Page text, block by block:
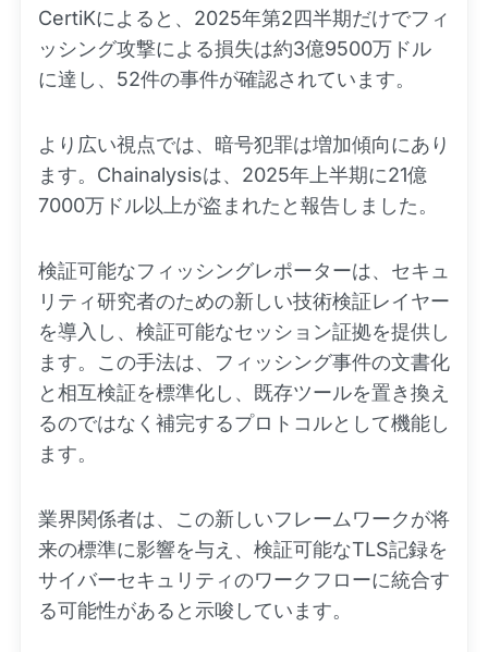
CertiKによると、2025年第2四半期だけでフィ
ッシング攻撃による損失は約3億9500万ドル
に達し、52件の事件が確認されています。
より広い視点では、暗号犯罪は増加傾向にあり
ます。Chainalysisは、2025年上半期に21億
7000万ドル以上が盗まれたと報告しました。
検証可能なフィッシングレポーターは、セキュ
リティ研究者のための新しい技術検証レイヤー
を導入し、検証可能なセッション証拠を提供し
ます。この手法は、フィッシング事件の文書化
と相互検証を標準化し、既存ツールを置き換え
るのではなく補完するプロトコルとして機能し
ます。
業界関係者は、この新しいフレームワークが将
来の標準に影響を与え、検証可能なTLS記録を
サイバーセキュリティのワークフローに統合す
る可能性があると示唆しています。